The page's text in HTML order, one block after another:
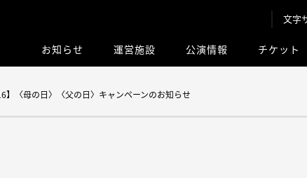
文字
お知らせ 運営施設 公演情報 チケット
】〈母の日〉〈父の日〉キャンペーンのお知らせ